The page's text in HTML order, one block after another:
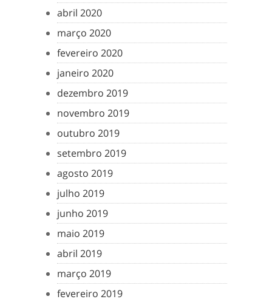
abril 2020
março 2020
fevereiro 2020
janeiro 2020
dezembro 2019
novembro 2019
outubro 2019
setembro 2019
agosto 2019
julho 2019
junho 2019
maio 2019
abril 2019
março 2019
fevereiro 2019